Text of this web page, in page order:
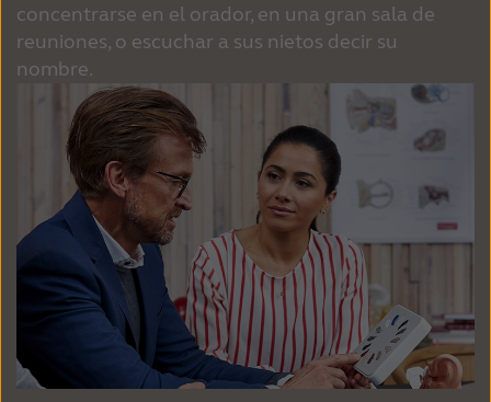
concentrarse en el orador, en una gran sala de
reuniones, o escuchar a sus nietos decir su
nombre.